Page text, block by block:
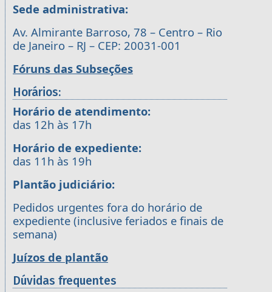
Sede administrativa:
Av. Almirante Barroso, 78 – Centro – Rio
de Janeiro – RJ – CEP: 20031-001
Fóruns das Subseções
Horários:
Horário de atendimento:
das 12h às 17h
Horário de expediente:
das 11h às 19h
Plantão judiciário:
Pedidos urgentes fora do horário de
expediente (inclusive feriados e finais de
semana)
Juízos de plantão
Dúvidas frequentes